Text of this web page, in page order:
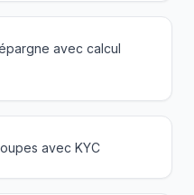
avec calcul
avec KYC